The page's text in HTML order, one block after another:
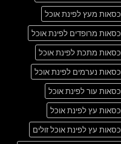
כסאות מעץ לפינת אוכל
כסאות מרופדים לפינת אוכל
כסאות מתכת לפינת אוכל
כסאות נערמים לפינת אוכל
כסאות עור לפינת אוכל
כסאות עץ לפינת אוכל
כסאות עץ לפינת אוכל זולים